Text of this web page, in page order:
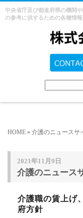
中央省庁及び都道府県の機関
の参考に供するための各種情
HOME » 介護のニュースサ
2021年11月9日
介護のニュース
介護職の賃上げ
府方針